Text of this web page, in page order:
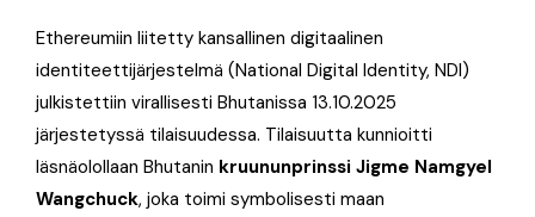
Ethereumiin liitetty kansallinen digitaalinen
identiteettijärjestelmä (National Digital Identity, NDI)
julkistettiin virallisesti Bhutanissa 13.10.2025
järjestetyssä tilaisuudessa. Tilaisuutta kunnioitti
läsnäolollaan Bhutanin kruununprinssi Jigme Namgyel
Wangchuck, joka toimi symbolisesti maan